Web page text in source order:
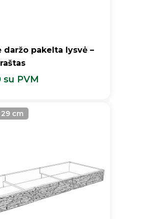
daržo pakelta lysvė –
su PVM
29 cm